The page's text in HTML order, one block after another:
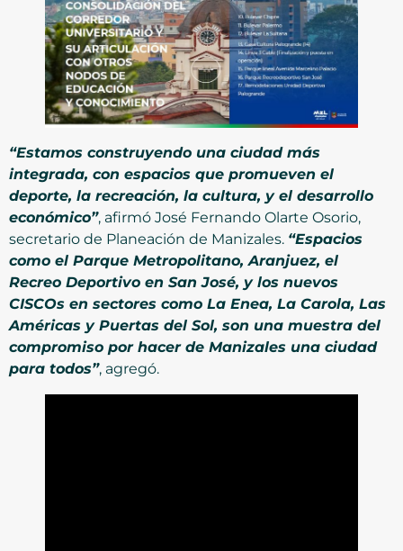
“Estamos construyendo una ciudad más
integrada, con espacios que promueven el
deporte, la recreación, la cultura, y el desarrollo
económico”, afirmó José Fernando Olarte Osorio,
secretario de Planeación de Manizales. “Espacios
como el Parque Metropolitano, Aranjuez, el
Recreo Deportivo en San José, y los nuevos
CISCOs en sectores como La Enea, La Carola, Las
Américas y Puertas del Sol, son una muestra del
compromiso por hacer de Manizales una ciudad
para todos”, agregó.